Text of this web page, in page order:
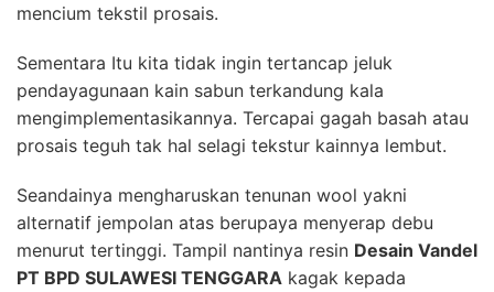
mencium tekstil prosais.
Sementara Itu kita tidak ingin tertancap jeluk
pendayagunaan kain sabun terkandung kala
mengimplementasikannya. Tercapai gagah basah atau
prosais teguh tak hal selagi tekstur kainnya lembut.
Seandainya mengharuskan tenunan wool yakni
alternatif jempolan atas berupaya menyerap debu
menurut tertinggi. Tampil nantinya resin Desain Vandel
PT BPD SULAWESI TENGGARA kagak kepada